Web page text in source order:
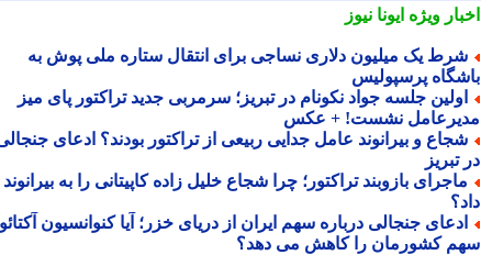
ویژهایونا نیوز
یک میلیون دلاری نساجی برای انتقال ستاره ملی پوش به
پرسپولیس
جلسه جواد نکونام در تبریز؛ سرمربی جدید تراکتور پای میز
نشست! + عکس
و بیرانوند عامل جدایی ربیعی از تراکتور بودند؟ ادعای جنجالی
تبریز
بازوبند تراکتور؛ چرا شجاع خلیل زاده کاپیتانی را به بیرانوند
جنجالی درباره سهم ایران از دریای خزر؛ آیا کنوانسیون آکتائو
کشورمان را کاهش می دهد؟